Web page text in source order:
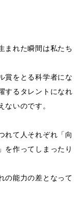
まれた瞬間は私たち
賞をとる科学者にな
するタレントになれ
ないのです。
れて人それぞれ「向
を作ってしまったり
の能力の差となって